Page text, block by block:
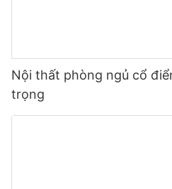
Nội thất phòng ngủ cổ
trọng